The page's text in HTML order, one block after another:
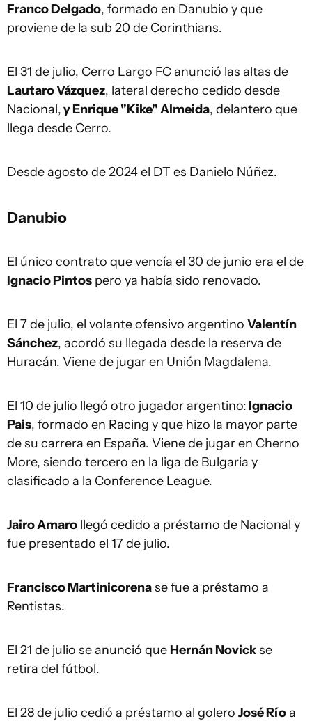
Franco Delgado, formado en Danubio y que
proviene de la sub 20 de Corinthians.
El 31 de julio, Cerro Largo FC anunció las altas de
Lautaro Vázquez, lateral derecho cedido desde
Nacional,y Enrique "Kike" Almeida, delantero que
llega desde Cerro.
Desde agosto de 2024 el DT es Danielo Núñez.
Danubio
El único contrato que vencía el 30 de junio era el de
Ignacio Pintos pero ya había sido renovado.
El 7 de julio, el volante ofensivo argentino Valentín
Sánchez, acordó su llegada desde la reserva de
Huracán. Viene de jugar en Unión Magdalena.
El 10 de julio llegó otro jugador argentino: Ignacio
Pais, formado en Racing y que hizo la mayor parte
de su carrera en España. Viene de jugar en Cherno
More, siendo tercero en la liga de Bulgaria y
clasificado a la Conference League.
Jairo Amaro llegó cedido a préstamo de Nacional y
fue presentado el 17 de julio.
Francisco Martinicorenase fue a préstamo a
Rentistas.
El 21 de julio se anunció que Hernán Novickse
retira del fútbol.
El 28 de julio cedió a préstamo al golero José Ríoa